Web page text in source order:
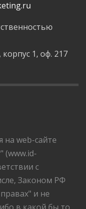
1, оф. 217
web-сайте
(www.id-
с
Законом РФ
и не